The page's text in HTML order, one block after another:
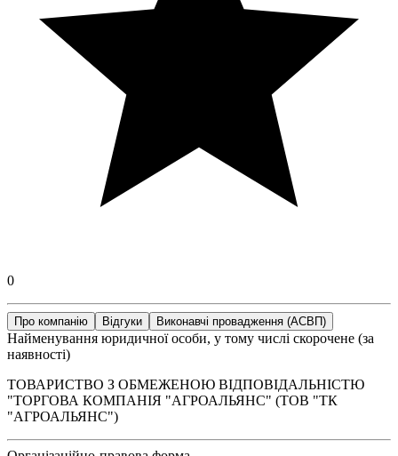
0
Про компанію Відгуки Виконавчі провадження (АСВП)
Найменування юридичної особи, у тому числі скорочене (за
наявності)
ТОВАРИСТВО З ОБМЕЖЕНОЮ ВІДПОВІДАЛЬНІСТЮ
"ТОРГОВА КОМПАНІЯ "АГРОАЛЬЯНС" (ТОВ "ТК
"АГРОАЛЬЯНС")